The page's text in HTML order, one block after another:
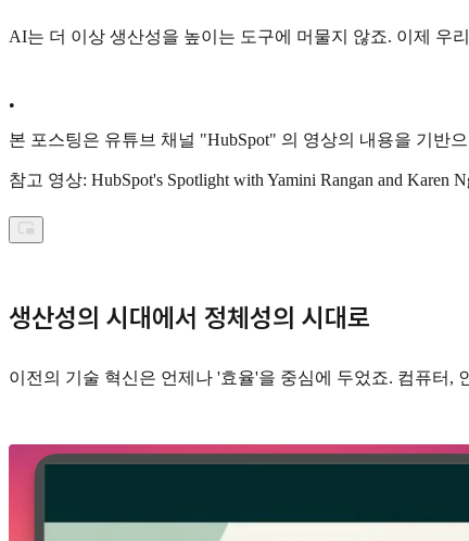
AI는 더 이상 생산성을 높이는 도구에 머물지 않죠. 이제 우
•
본 포스팅은 유튜브 채널 "HubSpot" 의 영상의 내용을 기반
참고 영상: HubSpot's Spotlight with Yamini Rangan and Karen
생산성의 시대에서 정체성의 시대로
이전의 기술 혁신은 언제나 '효율'을 중심에 두었죠. 컴퓨터,